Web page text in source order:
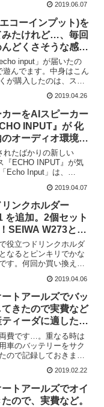
時間ほど待つだけで終
まで、代車を借りたり
て...
2019.06.07
コーインプット)を
たけれど…、毎回
どくさそうな感
た。
input」が届いたの
んでます。中身はこん
が購入したのは、スピ
に繋げて、コンポの入力
出して、試してみた
2019.04.26
ーをAIスピーカー
INPUT』が 化
オーディオ環境を
れそう。
れたばかりの新しい
『ECHO INPUT』が気
Echo Input」は、
ちのスピーカーに接続
したスピーカ...
2019.04.07
ンクホルダー
を追加。2個セット
SEIWA W273と比
た。
役立つドリンクホルダ
なるとピンキリでかな
す。何回か買い換えた
良いという結論に至り
のホルダーが壊れたの
ルダーに...
2019.04.06
ートアールズでバッ
きたので実費など
ィーダに適したバ
日産ティーダ】
費です…。重なる時は
車のバッテリーをサク
ので記録しておきま
ョップやディーラー
うと簡単に車のバッテ
てくれるん...
2019.02.22
ートアールズでオイ
ので、実費など。